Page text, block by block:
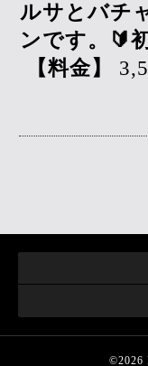
ルサとバチ
ンです。🔰
【料金】
©2026